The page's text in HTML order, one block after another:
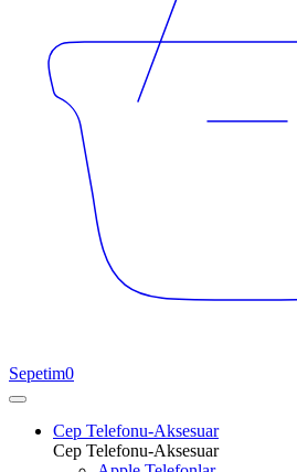
Sepetim0
Cep Telefonu-Aksesuar
Cep Telefonu-Aksesuar